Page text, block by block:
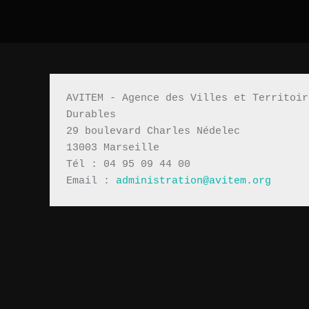
AVITEM - Agence des Villes et
Durables
29 boulevard Charles Nédelec
13003 Marseille
Tél : 04 95 09 44 00
Email : administration@avitem.org